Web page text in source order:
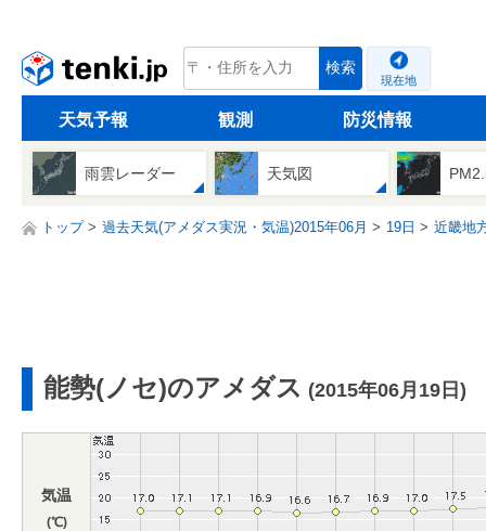
tenki.jp 検索
現在地
天気予報 観測 防災情報
雨雲レーダー 天気図
トップ 過去天気(アメダス実況・気温)2015年06月 19日 近畿地
能勢(ノセ)のアメダス (2015年06月19日)
気温
(℃)